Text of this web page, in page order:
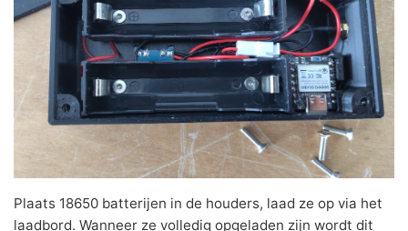
Plaats 18650 batterijen in de houders, laad ze op via het
laadbord. Wanneer ze volledig opgeladen zijn wordt dit